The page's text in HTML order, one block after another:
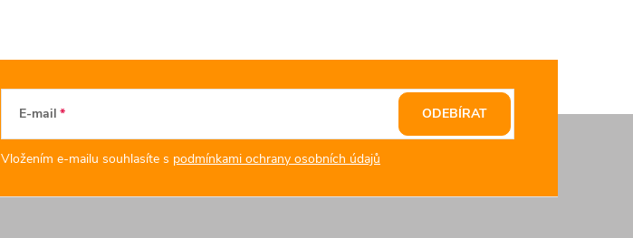
E-mail
Vložením e-mailu souhlasíte s podmínkami ochrany osobních údajů
ODEBÍRAT